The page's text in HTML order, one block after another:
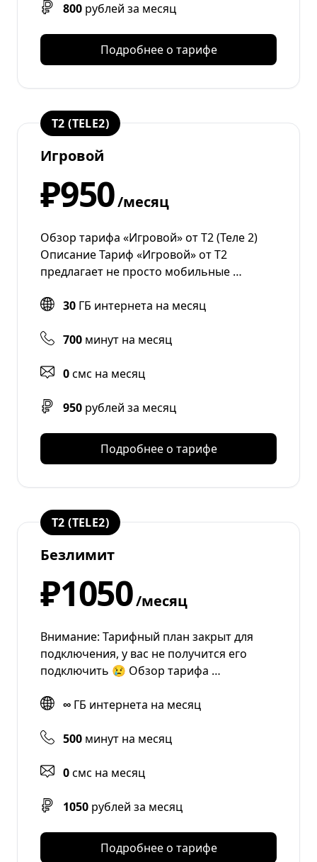
800 рублей за месяц
Подробнее о тарифе
T2 (TELE2)
Игровой
₽950/месяц
Обзор тарифа «Игровой» от Т2 (Теле 2)
Описание Тариф «Игровой» от T2
предлагает не просто мобильные …
30 ГБ интернета на месяц
700 минут на месяц
0смс на месяц
950 рублей за месяц
Подробнее о тарифе
T2 (TELE2)
Безлимит
₽1050/месяц
Внимание: Тарифный план закрыт для
подключения, у вас не получится его
подключить 😢 Обзор тарифа …
∞ ГБ интернета на месяц
500 минут на месяц
0смс на месяц
1050 рублей за месяц
Подробнее о тарифе